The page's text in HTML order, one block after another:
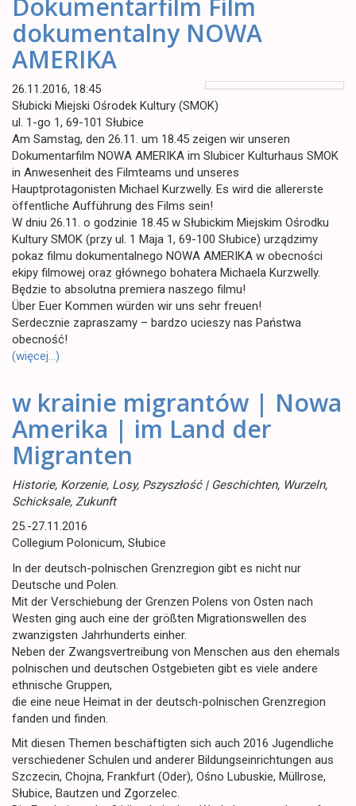
Dokumentarfilm Film
dokumentalny NOWA
AMERIKA
26.11.2016, 18:45
Słubicki Miejski Ośrodek Kultury (SMOK)
ul. 1-go 1, 69-101 Słubice
Am Samstag, den 26.11. um 18.45 zeigen wir unseren
Dokumentarfilm NOWA AMERIKA im Slubicer Kulturhaus SMOK
in Anwesenheit des Filmteams und unseres
Hauptprotagonisten Michael Kurzwelly. Es wird die allererste
öffentliche Aufführung des Films sein!
W dniu 26.11. o godzinie 18.45 w Słubickim Miejskim Ośrodku
Kultury SMOK (przy ul. 1 Maja 1, 69-100 Słubice) urządzimy
pokaz filmu dokumentalnego NOWA AMERIKA w obecności
ekipy filmowej oraz głównego bohatera Michaela Kurzwelly.
Będzie to absolutna premiera naszego filmu!
Über Euer Kommen würden wir uns sehr freuen!
Serdecznie zapraszamy – bardzo ucieszy nas Państwa
obecność!
(więcej…)
w krainie migrantów | Nowa
Amerika | im Land der
Migranten
Historie, Korzenie, Losy, Pszyszłość | Geschichten, Wurzeln,
Schicksale, Zukunft
25.-27.11.2016
Collegium Polonicum, Słubice
In der deutsch-polnischen Grenzregion gibt es nicht nur
Deutsche und Polen.
Mit der Verschiebung der Grenzen Polens von Osten nach
Westen ging auch eine der größten Migrationswellen des
zwanzigsten Jahrhunderts einher.
Neben der Zwangsvertreibung von Menschen aus den ehemals
polnischen und deutschen Ostgebieten gibt es viele andere
ethnische Gruppen,
die eine neue Heimat in der deutsch-polnischen Grenzregion
fanden und finden.
Mit diesen Themen beschäftigten sich auch 2016 Jugendliche
verschiedener Schulen und anderer Bildungseinrichtungen aus
Szczecin, Chojna, Frankfurt (Oder), Ośno Lubuskie, Müllrose,
Słubice, Bautzen und Zgorzelec.